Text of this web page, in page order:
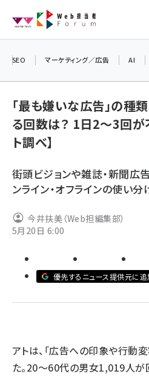
ン
seo (3526)
youtube (2434)
セミナー (2307)
meo (1275)
SEO マーケティング／広告 AI
「最も嫌いな広告」の種
る回数は？ 1日2〜3回が
ト調べ】
街頭ビジョンや雑誌・新聞広
ンライン・オフラインの使い分
今井扶美（Web担編集部）
5月20日 6:00
優先するニュース提供元に追
アトは、「広告への印象や行動
た。20〜60代の男女1,019人が